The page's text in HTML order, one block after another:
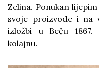
Zelina. Ponukan
svoje proizvode i na
izložbi u Beču
kolajnu.